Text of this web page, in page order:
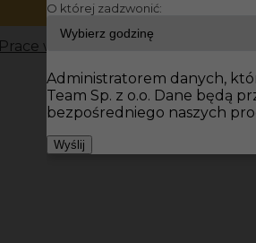
Prace wykończeniowe Niemcy
O której zadzwonić:
Administratorem danych,
Team Sp. z o.o. Dane będą
bezpośredniego naszych
Wyślij